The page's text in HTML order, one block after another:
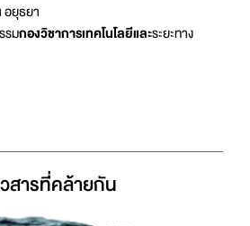
ยุธยา
รมกองวิชาการเทคโนโลยีและระยะทาง
สารที่่คล้ายกัน